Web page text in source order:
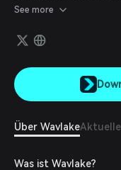
werden (ein System,
See more
Über Wavlake
Was ist Wavlake?